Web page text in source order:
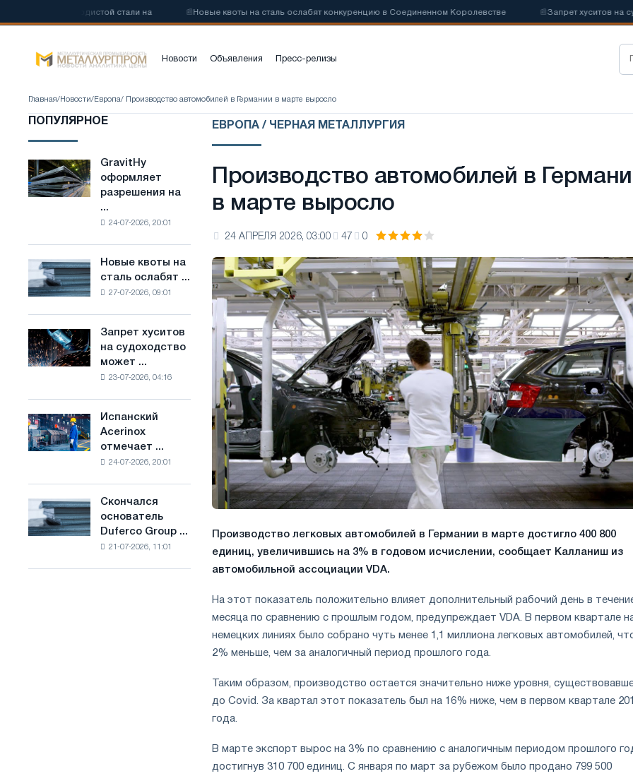
низкоуглеродистой стали на Новые квоты на сталь ослабят конкуренцию в Соединенном Королевстве Запрет хуситов на
Новости Объявления Пресс-релизы
Главная/ Новости/ Европа/ Производство автомобилей в Германии в марте выросло
ПОПУЛЯРНОЕ
GravitHy
оформляет
разрешения
строительство
производству
низкоуглеродистой
на
основе
водорода
во
GravitHy
оформляет
разрешения на
...
24-07-2026, 20:01
Новые
квоты
на
конкуренцию
в
Новые квоты на
сталь ослабят ...
27-07-2026, 09:01
Запрет
хуситов
на
импорт
Саудовской
Запрет хуситов
на судоходство
может ...
23-07-2026, 04:16
Испанский
Acerinox
отмечает
положительную
втором
полугодии
мерам
Испанский
Acerinox
отмечает ...
24-07-2026, 20:01
Скончался
основатель
Duferco
Скончался
основатель
Duferco Group ...
21-07-2026, 11:01
ЕВРОПА / ЧЕРНАЯ МЕТАЛЛУРГИЯ
Производство автомобилей в
в марте выросло
24 АПРЕЛЯ 2026, 03:00 47 0
Производство легковых автомобилей в Германии в марте достигло 400 800
единиц, увеличившись на 3% в годовом исчислении, сообщает Калланиш из
автомобильной ассоциации VDA.
На этот показатель положительно влияет дополнительный рабочий день в
месяца по сравнению с прошлым годом, предупреждает VDA. В первом квартале
немецких линиях было собрано чуть менее 1,1 миллиона легковых автомобилей,
2% меньше, чем за аналогичный период прошлого года.
Таким образом, производство остается значительно ниже уровня,
до Covid. За квартал этот показатель был на 16% ниже, чем в первом квартале
года.
В марте экспорт вырос на 3% по сравнению с аналогичным периодом прошлого
достигнув 310 700 единиц. С января по март за рубежом было продано 799 500